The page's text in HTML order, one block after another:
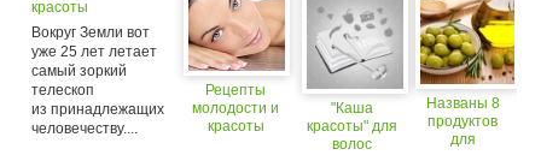
красоты
Вокруг Земли вот
уже 25 лет летает
самый зоркий
телескоп
из принадлежащих
человечеству....
Рецепты
молодости и
красоты
"Каша
красоты" для
волос
Названы 8
продуктов
для